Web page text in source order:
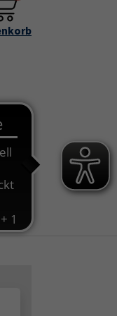
"Service & Info"